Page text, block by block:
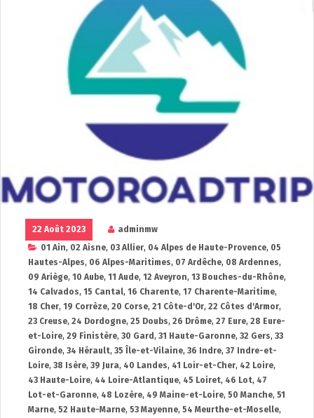
22 Août 2023
adminmw
01 Ain, 02 Aisne, 03 Allier, 04 Alpes de Haute-Provence, 05
Hautes-Alpes, 06 Alpes-Maritimes, 07 Ardêche, 08 Ardennes,
09 Ariège, 10 Aube, 11 Aude, 12 Aveyron, 13 Bouches-du-Rhône,
14 Calvados, 15 Cantal, 16 Charente, 17 Charente-Maritime,
18 Cher, 19 Corrèze, 20 Corse, 21 Côte-d'Or, 22 Côtes d'Armor,
23 Creuse, 24 Dordogne, 25 Doubs, 26 Drôme, 27 Eure, 28 Eure-
et-Loire, 29 Finistère, 30 Gard, 31 Haute-Garonne, 32 Gers, 33
Gironde, 34 Hérault, 35 Île-et-Vilaine, 36 Indre, 37 Indre-et-
Loire, 38 Isère, 39 Jura, 40 Landes, 41 Loir-et-Cher, 42 Loire,
43 Haute-Loire, 44 Loire-Atlantique, 45 Loiret, 46 Lot, 47
Lot-et-Garonne, 48 Lozère, 49 Maine-et-Loire, 50 Manche, 51
Marne, 52 Haute-Marne, 53 Mayenne, 54 Meurthe-et-Moselle,